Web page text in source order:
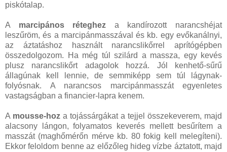
piskótalap.
A marcipános réteghez a kandírozott narancshéjat
leszűröm, és a marcipánmasszával és kb. egy evőkanálnyi,
az áztatáshoz használt narancslikőrrel aprítógépben
összedolgozom. Ha még túl szilárd a massza, egy kevés
plusz narancslikőrt adagolok hozzá. Jól kenhető-sűrű
állagúnak kell lennie, de semmiképp sem túl lágynak-
folyósnak. A narancsos marcipánmasszát egyenletes
vastagságban a financier-lapra kenem.
A mousse-hoz a tojássárgákat a tejjel összekeverem, majd
alacsony lángon, folyamatos keverés mellett besűrítem a
masszát (maghőmérőn mérve kb. 80 fokig kell melegíteni).
Ekkor feloldom benne az előzőleg hideg vízbe áztatott, majd